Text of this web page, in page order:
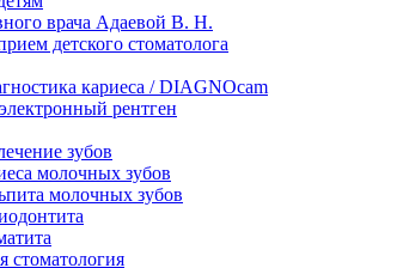
врача Адаевой В. Н.
детского стоматолога
кариеса / DIAGNOcam
рентген
зубов
молочных зубов
молочных зубов
стоматология